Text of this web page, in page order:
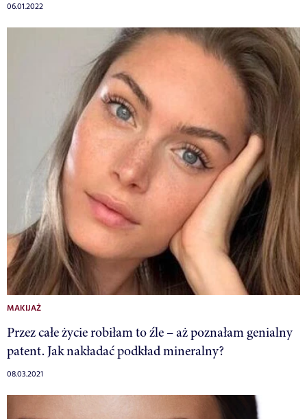
06.01.2022
MAKIJAŻ
Przez całe życie robiłam to źle – aż poznałam genialny
patent. Jak nakładać podkład mineralny?
08.03.2021